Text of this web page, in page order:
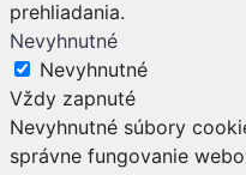
prehliadania.
Nevyhnutné
Nevyhnutné
Vždy zapnuté
Nevyhnutné súbory
správne fungovanie